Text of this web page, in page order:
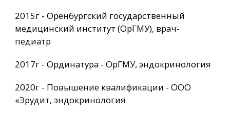
2015г - Оренбургский государственный
медицинский институт (ОрГМУ), врач-
педиатр
2017г - Ординатура - ОрГМУ, эндокринология
2020г - Повышение квалификации - ООО
«Эрудит, эндокринология